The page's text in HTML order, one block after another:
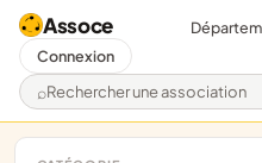
Assoce
Rechercher une
Connexion